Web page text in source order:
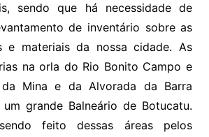
sendo que há necessidade de
de inventário sobre as
e materiais da nossa cidade. As
na orla do Rio Bonito Campo e
da Mina e da Alvorada da Barra
grande Balneário de Botucatu.
feito dessas áreas pelos